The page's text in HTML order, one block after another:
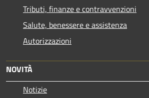
Tributi, finanze e contravvenzioni
Salute, benessere e assistenza
Autorizzazioni
NOVITÀ
Notizie